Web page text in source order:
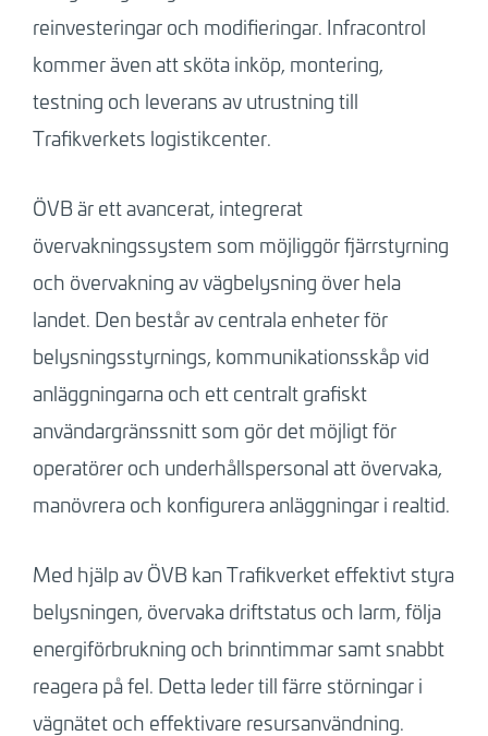
reinvesteringar och modifieringar. Infracontrol
kommer även att sköta inköp, montering,
testning och leverans av utrustning till
Trafikverkets logistikcenter.
ÖVB är ett avancerat, integrerat
övervakningssystem som möjliggör fjärrstyrning
och övervakning av vägbelysning över hela
landet. Den består av centrala enheter för
belysningsstyrnings, kommunikationsskåp vid
anläggningarna och ett centralt grafiskt
användargränssnitt som gör det möjligt för
operatörer och underhållspersonal att övervaka,
manövrera och konfigurera anläggningar i realtid.
Med hjälp av ÖVB kan Trafikverket effektivt styra
belysningen, övervaka driftstatus och larm, följa
energiförbrukning och brinntimmar samt snabbt
reagera på fel. Detta leder till färre störningar i
vägnätet och effektivare resursanvändning.